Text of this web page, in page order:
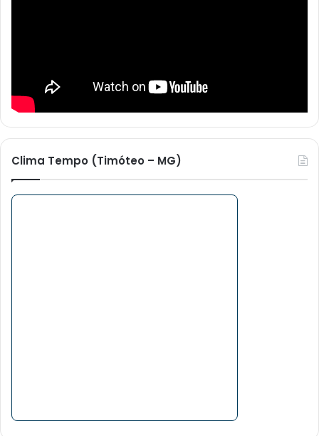
Clima Tempo (Timóteo – MG)